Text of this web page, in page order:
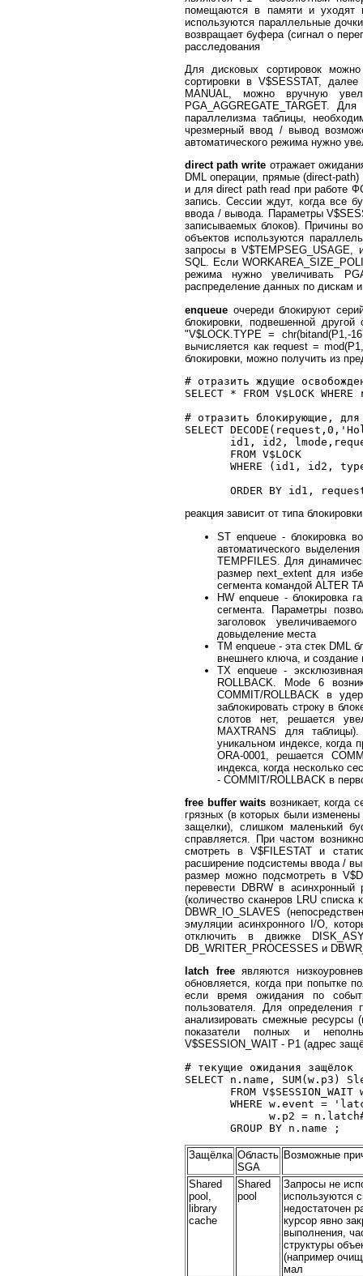
помещаются в памяти и уходят
используются параллельные
возвращает буфера (сигнал о
расследования
Для дисковых сортировок
сортировки в V$SESSTAT,
MANUAL, можно вручную
PGA_AGGREGATE_TARGET.
параллелизма таблицы,
чрезмерный ввод / вывод
автоматического режима нужно
direct path write отражает
DML операции, прямые (direct-
и для direct path read при работе
запись. Сессии ждут, когда все
ввода / вывода. Параметры
записываемых блоков). Причины
объектов используются
запросы в V$TEMPSEG_USAGE,
SQL. Если
режима нужно увеличивать
распределение данных по дискам
enqueue очереди блокируют
блокировки, подвешенной
"V$LOCK.TYPE = chr(bitand(P1,-
вычисляется как request =
блокировки, можно получить из
# отразить ждущие
SELECT * FROM V$LOCK
# отразить блокирующие,
SELECT
id1, id2,
       FROM V$LOCK
WHERE (id1, id2,
реакция зависит от типа блокировки
ST enqueue - блокировка
автоматического
TEMPFILES. Для
размер next_extent для
сегмента командой ALTER
HW enqueue - блокировка
сегмента. Параметры
заголовок
довыделение места
TM enqueue - эта стек DML
внешнего ключа, и создание
TX enqueue -
ROLLBACK. Mode 6
COMMIT/ROLLBACK в
заблокировать строку в
слотов нет, решается
MAXTRANS для
уникальном индексе, когда
ORA-0001, решается
индекса, когда несколько
- COMMIT/ROLLBACK в
free buffer waits возникает, когда
грязных (в которых были
защелки), слишком маленький
справляется. При частом
смотреть в V$FILESTAT и
расширение подсистемы ввода /
размер можно подсмотреть в
перевести DBRW в асинхронный
(количество сканеров LRU
DBWR_IO_SLAVES
эмуляции асинхронного I/O,
отключить в движке
DB_WRITER_PROCESSES и
latch freeявляются
обновляется, когда при попытке
если время ожидания по
пользователя. Для
анализировать смежные ресурсы
показатели полных и
V$SESSION_WAIT - P1 (адрес
# текущие ожидания защёлок
SELECT n.name, SUM(w.p3)
FROM V$SESSION_WAIT
WHERE w.event =
w.p2 =
Защёлка Область
SGA
Возможные
Shared
pool,
library
cache
Shared
pool
Запросы не
используются
недостаточен
курсор явно
выполнения,
структуры
(например
мал